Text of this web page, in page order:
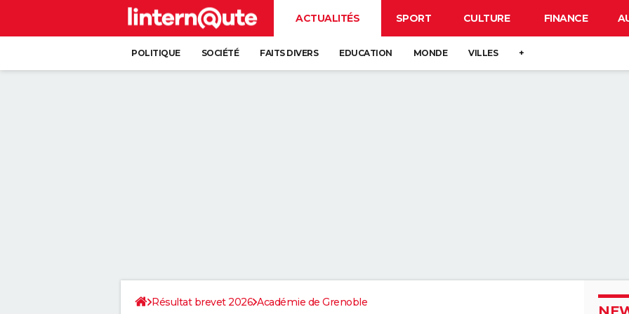
ACTUALITÉS SPORT CULTURE FINANCE
POLITIQUE SOCIÉTÉ FAITS DIVERS EDUCATION MONDE VILLES +
Résultat brevet 2026 Académie de Grenoble